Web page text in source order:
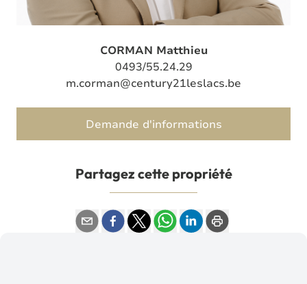
CORMAN Matthieu
0493/55.24.29
m.corman@century21leslacs.be
Demande d'informations
Partagez cette propriété